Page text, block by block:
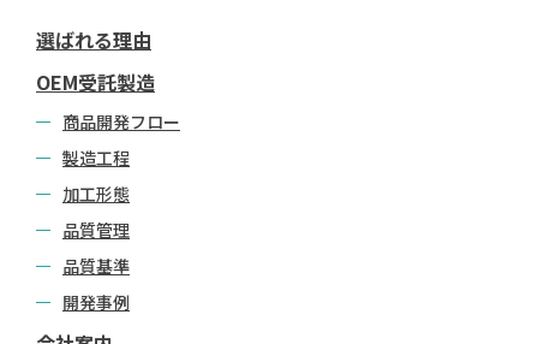
選ばれる理由
OEM受託製造
商品開発フロー
製造工程
加工形態
品質管理
品質基準
開発事例